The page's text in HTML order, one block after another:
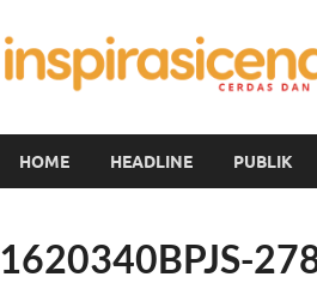
HOME HEADLINE PUBLIK
1620340BPJS-